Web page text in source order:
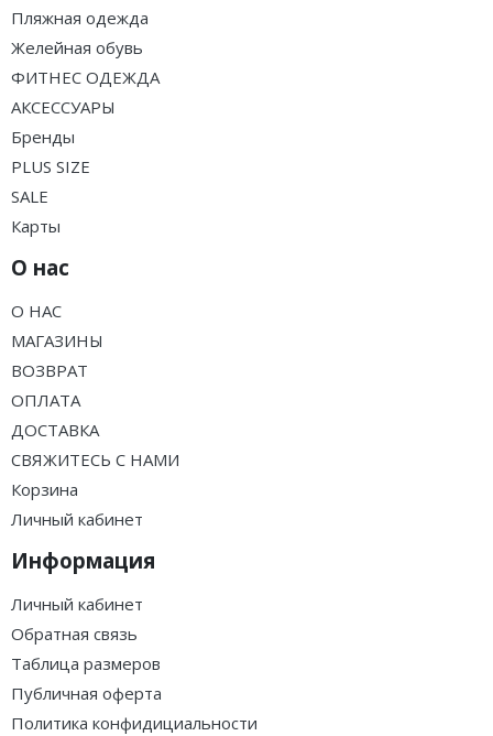
Пляжная одежда
Желейная обувь
ФИТНЕС ОДЕЖДА
АКСЕССУАРЫ
Бренды
PLUS SIZE
SALE
Карты
О нас
О НАС
МАГАЗИНЫ
ВОЗВРАТ
ОПЛАТА
ДОСТАВКА
СВЯЖИТЕСЬ С НАМИ
Корзина
Личный кабинет
Информация
Личный кабинет
Обратная связь
Таблица размеров
Публичная оферта
Политика конфидициальности